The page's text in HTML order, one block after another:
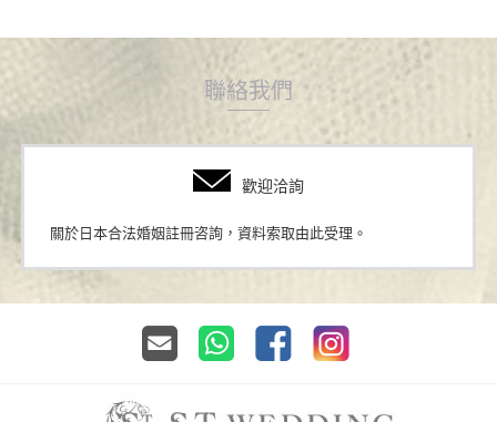
聯絡我們
歡迎洽詢
關於日本合法婚姻註冊咨詢，資料索取由此受理。